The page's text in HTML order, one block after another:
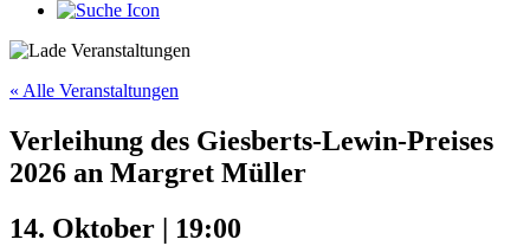
« Alle Veranstaltungen
Verleihung des Giesberts-Lewin-Preises
2026 an Margret Müller
14. Oktober | 19:00